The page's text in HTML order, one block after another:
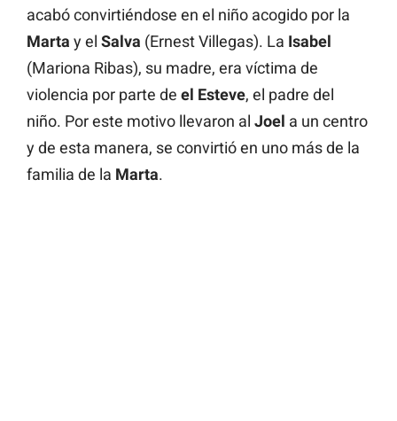
acabó convirtiéndose en el niño acogido por la
Marta y el Salva (Ernest Villegas). La Isabel
(Mariona Ribas), su madre, era víctima de
violencia por parte de el Esteve, el padre del
niño. Por este motivo llevaron al Joel a un centro
y de esta manera, se convirtió en uno más de la
familia de la Marta.